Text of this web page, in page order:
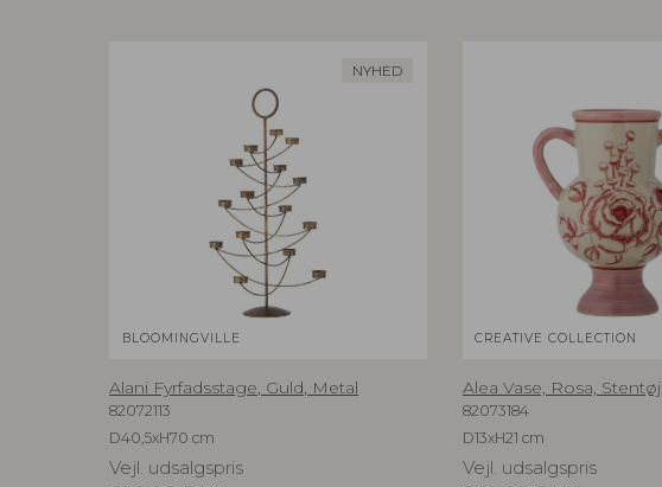
NYHED
BLOOMINGVILLE
Alani Fyrfadsstage, Guld, Metal
82072113
D40,5xH70 cm
Vejl. udsalgspris
CREATIVE COLLECTION
Alea Vase, Rosa, Stentøj
82073184
D13xH21 cm
Vejl. udsalgspris